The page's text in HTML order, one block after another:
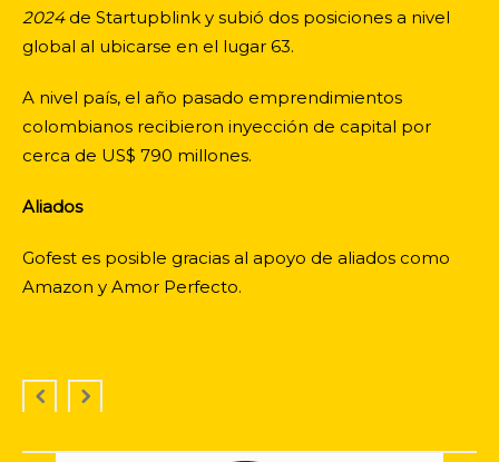
2024de Startupblink y subió dos posiciones a nivel
global al ubicarse en el lugar 63.
A nivel país, el año pasado emprendimientos
colombianos recibieron inyección de capital por
cerca de US$ 790 millones.
Aliados
Gofest es posible gracias al apoyo de aliados como
Amazon y Amor Perfecto.